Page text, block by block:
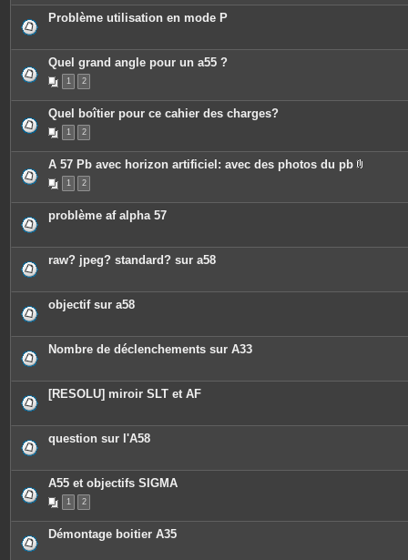
Problème utilisation en mode P
Quel grand angle pour un a55 ?
1 2
Quel boîtier pour ce cahier des charges?
1 2
A 57 Pb avec horizon artificiel: avec des photos du pb
c
o
e
1 2
problème af alpha 57
raw? jpeg? standard? sur a58
objectif sur a58
Nombre de déclenchements sur A33
[RESOLU] miroir SLT et AF
question sur l'A58
A55 et objectifs SIGMA
1 2
Démontage boitier A35